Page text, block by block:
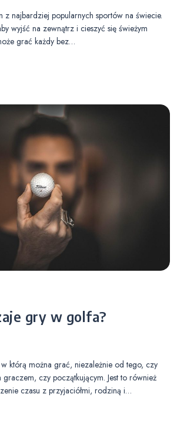
z najbardziej popularnych sportów na świecie.
wyjść na zewnątrz i cieszyć się świeżym
grać każdy bez…
gry w golfa?
którą można grać, niezależnie od tego, czy
czy początkującym. Jest to również
czasu z przyjaciółmi, rodziną i…